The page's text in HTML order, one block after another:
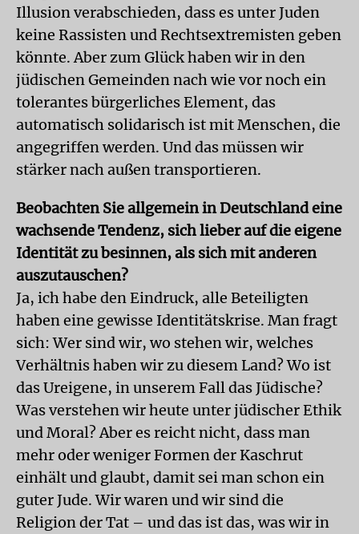
Illusion verabschieden, dass es unter Juden
keine Rassisten und Rechtsextremisten geben
könnte. Aber zum Glück haben wir in den
jüdischen Gemeinden nach wie vor noch ein
tolerantes bürgerliches Element, das
automatisch solidarisch ist mit Menschen, die
angegriffen werden. Und das müssen wir
stärker nach außen transportieren.
Beobachten Sie allgemein in Deutschland eine
wachsende Tendenz, sich lieber auf die eigene
Identität zu besinnen, als sich mit anderen
auszutauschen?
Ja, ich habe den Eindruck, alle Beteiligten
haben eine gewisse Identitätskrise. Man fragt
sich: Wer sind wir, wo stehen wir, welches
Verhältnis haben wir zu diesem Land? Wo ist
das Ureigene, in unserem Fall das Jüdische?
Was verstehen wir heute unter jüdischer Ethik
und Moral? Aber es reicht nicht, dass man
mehr oder weniger Formen der Kaschrut
einhält und glaubt, damit sei man schon ein
guter Jude. Wir waren und wir sind die
Religion der Tat – und das ist das, was wir in